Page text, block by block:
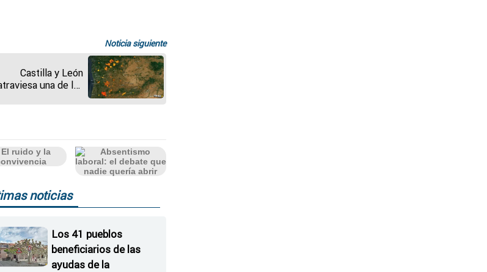
Noticia siguiente
Castilla y León
una de las
noticias
Los 41 pueblos
beneficiarios de las
ayudas de la